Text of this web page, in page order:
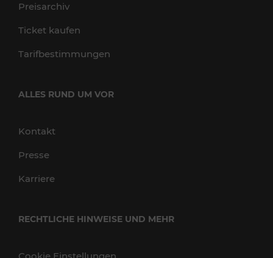
Preisarchiv
Ticket kaufen
Tarifbestimmungen
ALLES RUND UM VOR
Kontakt
Presse
Karriere
RECHTLICHE HINWEISE UND MEHR